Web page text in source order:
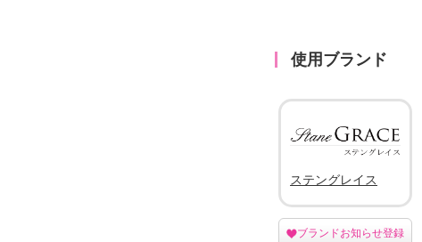
使用ブランド
ステングレイス
ブランドお知らせ登録